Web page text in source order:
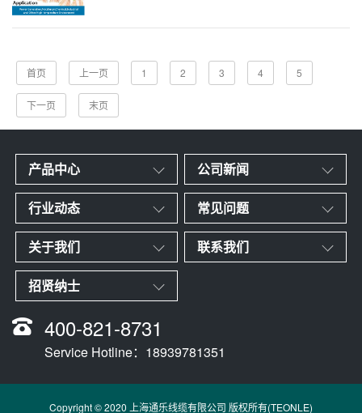
首页 上一页 1 2 3 4 5
下一页 末页
产品中心 公司新闻
行业动态 常见问题
关于我们 联系我们
招贤纳士
400-821-8731
Service Hotline：18939781351
Copyright © 2020 上海通乐线缆有限公司 版权所有(TEONLE)